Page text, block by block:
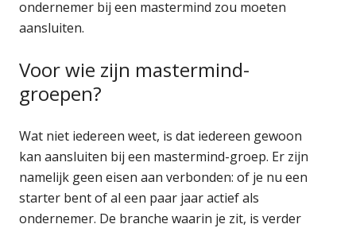
ondernemer bij een mastermind zou moeten
aansluiten.
Voor wie zijn mastermind-
groepen?
Wat niet iedereen weet, is dat iedereen gewoon
kan aansluiten bij een mastermind-groep. Er zijn
namelijk geen eisen aan verbonden: of je nu een
starter bent of al een paar jaar actief als
ondernemer. De branche waarin je zit, is verder